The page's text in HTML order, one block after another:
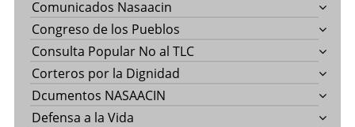
Comunicados Nasaacin
Congreso de los Pueblos
Consulta Popular No al TLC
Corteros por la Dignidad
Dcumentos NASAACIN
Defensa a la Vida